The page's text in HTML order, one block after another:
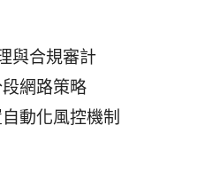
與合規審計
網路策略
動化風控機制